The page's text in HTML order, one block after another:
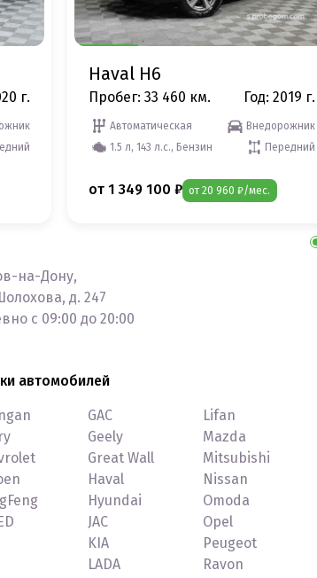
г.
Haval H6
Пробег: 33 460 км. Год: 2019 г.
Автоматическая
Внедорожник
1.5 л, 143 л.с., Бензин
Передний
от 1 349 100 ₽ от 20 960 ₽/мес.
на-Дону,
д. 247
с 09:00 до 20:00
автомобилей
GAC
Geely
Great Wall
Haval
Hyundai
JAC
KIA
LADA
Lifan
Mazda
Mitsubishi
Nissan
Omoda
Opel
Peugeot
Ravon